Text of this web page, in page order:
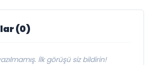
(0)
İlk görüşü siz bildirin!